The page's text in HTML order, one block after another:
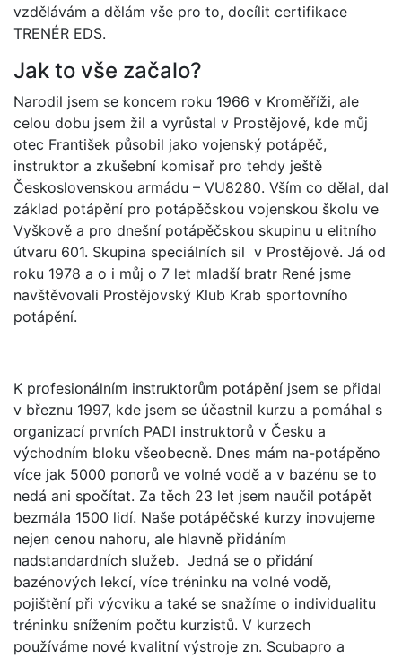
vzdělávám a dělám vše pro to, docílit certifikace
TRENÉR EDS.
Jak to vše začalo?
Narodil jsem se koncem roku 1966 v Kroměříži, ale
celou dobu jsem žil a vyrůstal v Prostějově, kde můj
otec František působil jako vojenský potápěč,
instruktor a zkušební komisař pro tehdy ještě
Československou armádu – VU8280. Vším co dělal, dal
základ potápění pro potápěčskou vojenskou školu ve
Vyškově a pro dnešní potápěčskou skupinu u elitního
útvaru 601. Skupina speciálních sil v Prostějově. Já od
roku 1978 a o i můj o 7 let mladší bratr René jsme
navštěvovali Prostějovský Klub Krab sportovního
potápění.
K profesionálním instruktorům potápění jsem se přidal
v březnu 1997, kde jsem se účastnil kurzu a pomáhal s
organizací prvních PADI instruktorů v Česku a
východním bloku všeobecně. Dnes mám na-potápěno
více jak 5000 ponorů ve volné vodě a v bazénu se to
nedá ani spočítat. Za těch 23 let jsem naučil potápět
bezmála 1500 lidí. Naše potápěčské kurzy inovujeme
nejen cenou nahoru, ale hlavně přidáním
nadstandardních služeb. Jedná se o přidání
bazénových lekcí, více tréninku na volné vodě,
pojištění při výcviku a také se snažíme o individualitu
tréninku snížením počtu kurzistů. V kurzech
používáme nové kvalitní výstroje zn. Scubapro a